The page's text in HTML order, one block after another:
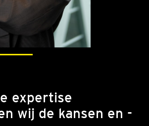
expertise
wij de kansen en -